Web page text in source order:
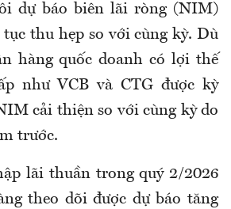
dự báo biên lãi ròng (NIM)
thu hẹp so với cùng kỳ. Dù
hàng quốc doanh có lợi thế
như VCB và CTG được kỳ
cải thiện so với cùng kỳ do
trước.
lãi thuần trong quý 2/2026
theo dõi được dự báo tăng